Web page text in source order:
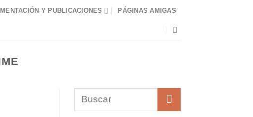
Y PUBLICACIONES PÁGINAS AMIGAS